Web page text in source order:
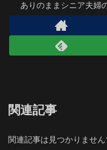
ありのままシニア夫婦
関連記事
関連記事は見つかりません